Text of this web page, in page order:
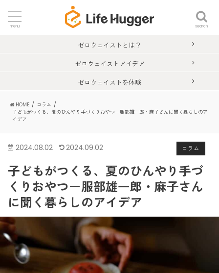
search
menu
ゼロウェイストとは？
ゼロウェイストアイデア
ゼロウェイストを体験
HOME
コラム
子どもがつくる、夏のひんやり手づくりおやつー服部雄一郎・麻子さんに聞く暮らしのア
イデア
コラム
2024.08.02 2024.09.02
子どもがつくる、夏のひんやり手づ
くりおやつー服部雄一郎・麻子さん
に聞く暮らしのアイデア